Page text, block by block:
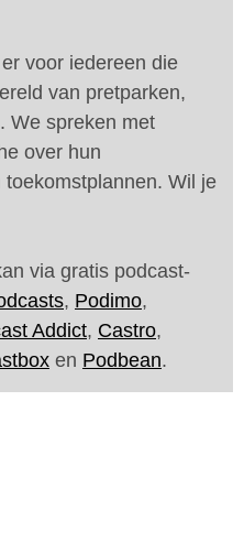
voor iedereen die
van pretparken,
We spreken met
over hun
Wil je
via gratis podcast-
, Podimo,
Addict, Castro,
en Podbean.